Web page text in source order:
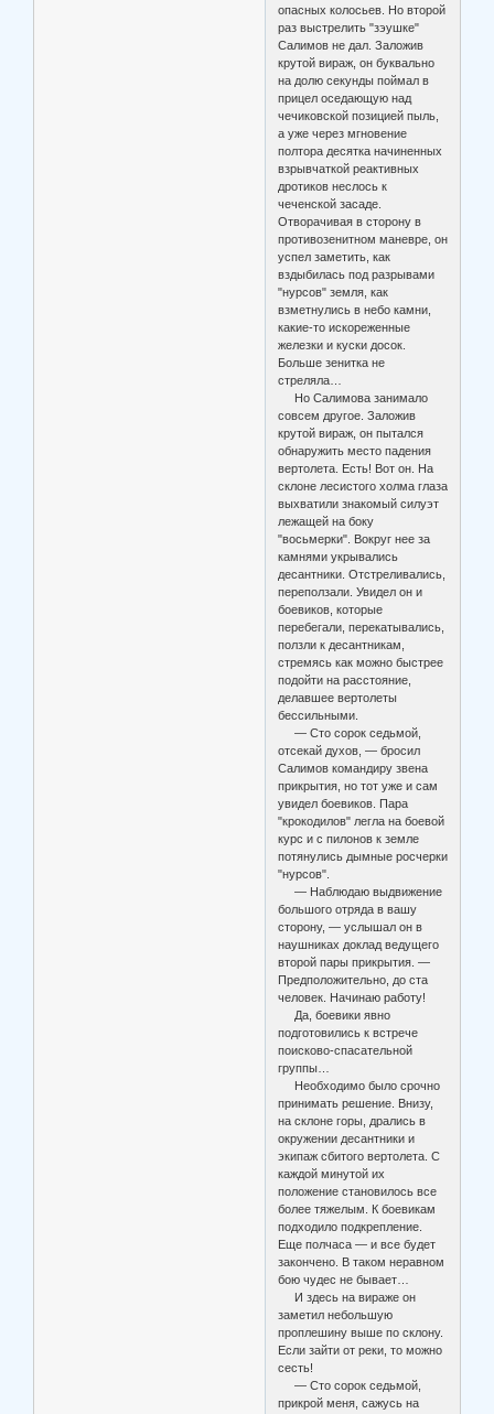
опасных колосьев. Но второй
раз выстрелить "зэушке"
Салимов не дал. Заложив
крутой вираж, он буквально
на долю секунды поймал в
прицел оседающую над
чечиковской позицией пыль,
а уже через мгновение
полтора десятка начиненных
взрывчаткой реактивных
дротиков неслось к
чеченской засаде.
Отворачивая в сторону в
противозенитном маневре, он
успел заметить, как
вздыбилась под разрывами
"нурсов" земля, как
взметнулись в небо камни,
какие-то искореженные
железки и куски досок.
Больше зенитка не
стреляла…
Но Салимова занимало
совсем другое. Заложив
крутой вираж, он пытался
обнаружить место падения
вертолета. Есть! Вот он. На
склоне лесистого холма глаза
выхватили знакомый силуэт
лежащей на боку
"восьмерки". Вокруг нее за
камнями укрывались
десантники. Отстреливались,
переползали. Увидел он и
боевиков, которые
перебегали, перекатывались,
ползли к десантникам,
стремясь как можно быстрее
подойти на расстояние,
делавшее вертолеты
бессильными.
— Сто сорок седьмой,
отсекай духов, — бросил
Салимов командиру звена
прикрытия, но тот уже и сам
увидел боевиков. Пара
"крокодилов" легла на боевой
курс и с пилонов к земле
потянулись дымные росчерки
"нурсов".
— Наблюдаю выдвижение
большого отряда в вашу
сторону, — услышал он в
наушниках доклад ведущего
второй пары прикрытия. —
Предположительно, до ста
человек. Начинаю работу!
Да, боевики явно
подготовились к встрече
поисково-спасательной
группы…
Необходимо было срочно
принимать решение. Внизу,
на склоне горы, дрались в
окружении десантники и
экипаж сбитого вертолета. С
каждой минутой их
положение становилось все
более тяжелым. К боевикам
подходило подкрепление.
Еще полчаса — и все будет
закончено. В таком неравном
бою чудес не бывает…
И здесь на вираже он
заметил небольшую
проплешину выше по склону.
Если зайти от реки, то можно
сесть!
— Сто сорок седьмой,
прикрой меня, сажусь на